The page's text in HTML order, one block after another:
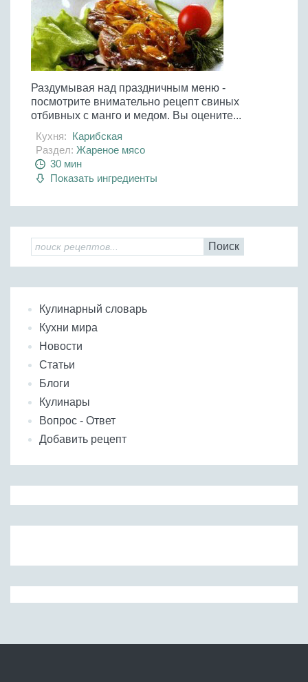
Раздумывая над праздничным меню -
посмотрите внимательно рецепт свиных
отбивных с манго и медом. Вы оцените...
Кухня: Карибская
Раздел: Жареное мясо
30 мин
Показать ингредиенты
Поиск
Кулинарный словарь
Кухни мира
Новости
Статьи
Блоги
Кулинары
Вопрос - Ответ
Добавить рецепт